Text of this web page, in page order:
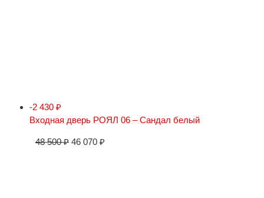
-2 430 ₽
Входная дверь РОЯЛ 06 – Сандал белый
48 500₽ 46 070 ₽